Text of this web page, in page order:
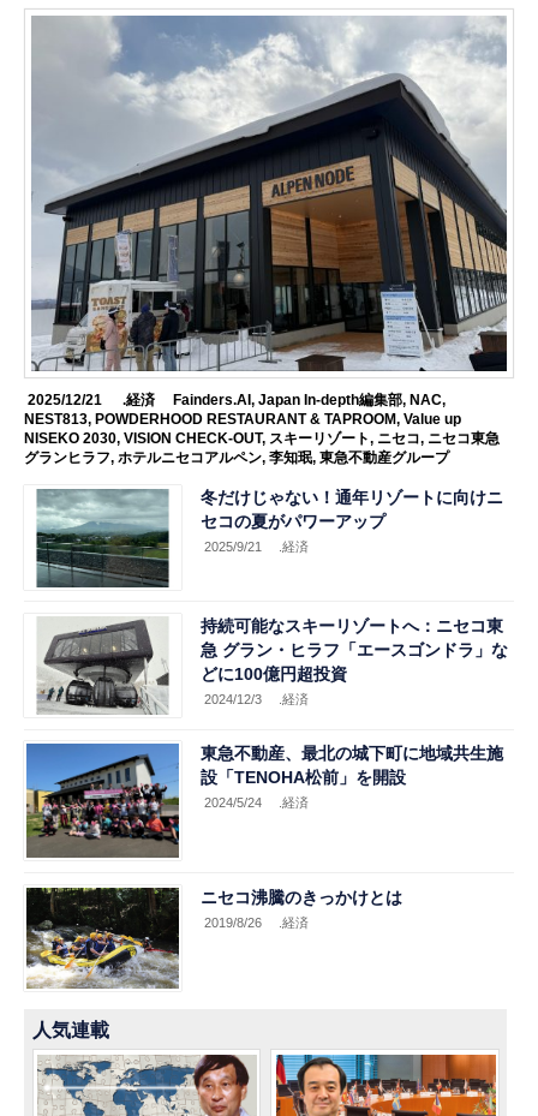
2025/12/21 .経済 Fainders.AI , Japan In-depth編集部, NAC,
NEST813, POWDERHOOD RESTAURANT & TAPROOM,Value up
NISEKO 2030,VISION CHECK-OUT, スキーリゾート, ニセコ, ニセコ東急
グランヒラフ,ホテルニセコアルペン,李知珉,東急不動産グループ
冬だけじゃない！通年リゾートに向けニ
セコの夏がパワーアップ
2025/9/21 .経済
持続可能なスキーリゾートへ：ニセコ東
急 グラン・ヒラフ「エースゴンドラ」な
どに100億円超投資
2024/12/3 .経済
東急不動産、最北の城下町に地域共生施
設「TENOHA松前」を開設
2024/5/24 .経済
ニセコ沸騰のきっかけとは
2019/8/26 .経済
人気連載